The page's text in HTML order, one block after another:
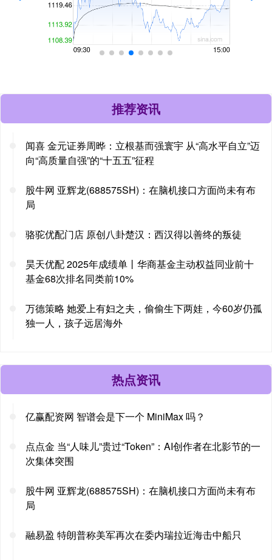
推荐资讯
闻喜 金元证券周晔：立根基而强寰宇 从“高水平自立”迈
向“高质量自强”的“十五五”征程
股牛网 亚辉龙(688575SH)：在脑机接口方面尚未有布
局
骆驼优配门店 原创八卦楚汉：西汉得以善终的叛徒
昊天优配 2025年成绩单丨华商基金主动权益同业前十
基金68次排名同类前10%
万德策略 她爱上有妇之夫，偷偷生下两娃，今60岁仍孤
独一人，孩子远居海外
热点资讯
亿赢配资网 智谱会是下一个 MiniMax 吗？
点点金 当“人味儿”贵过“Token”：AI创作者在北影节的一
次集体突围
股牛网 亚辉龙(688575SH)：在脑机接口方面尚未有布
局
融易盈 特朗普称美军再次在委内瑞拉近海击中船只